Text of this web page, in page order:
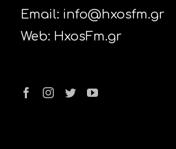
Email: info@hxosfm.gr
Web: HxosFm.gr